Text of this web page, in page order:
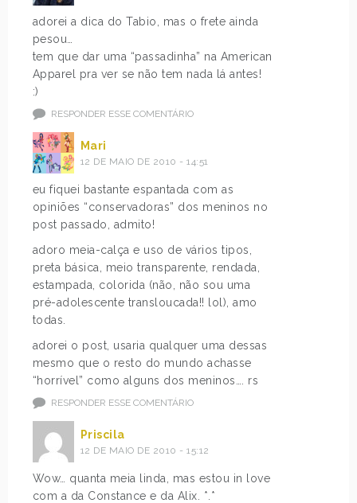
adorei a dica do Tabio, mas o frete ainda
pesou…
tem que dar uma “passadinha” na American
Apparel pra ver se não tem nada lá antes!
:)
RESPONDER ESSE COMENTÁRIO
Mari
12 DE MAIO DE 2010 - 14:51
eu fiquei bastante espantada com as
opiniões “conservadoras” dos meninos no
post passado, admito!
adoro meia-calça e uso de vários tipos,
preta básica, meio transparente, rendada,
estampada, colorida (não, não sou uma
pré-adolescente transloucada!! lol), amo
todas.
adorei o post, usaria qualquer uma dessas
mesmo que o resto do mundo achasse
“horrível” como alguns dos meninos…. rs
RESPONDER ESSE COMENTÁRIO
Priscila
12 DE MAIO DE 2010 - 15:12
Wow… quanta meia linda, mas estou in love
com a da Constance e da Alix. *.*